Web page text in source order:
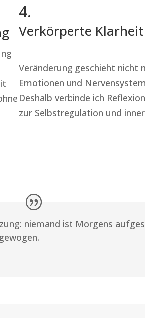
4.
Verkörperte Klarheit
Veränderung geschieht nicht
Emotionen und
Deshalb verbinde ich
zur Selbstregulation und
niemand ist Morgens